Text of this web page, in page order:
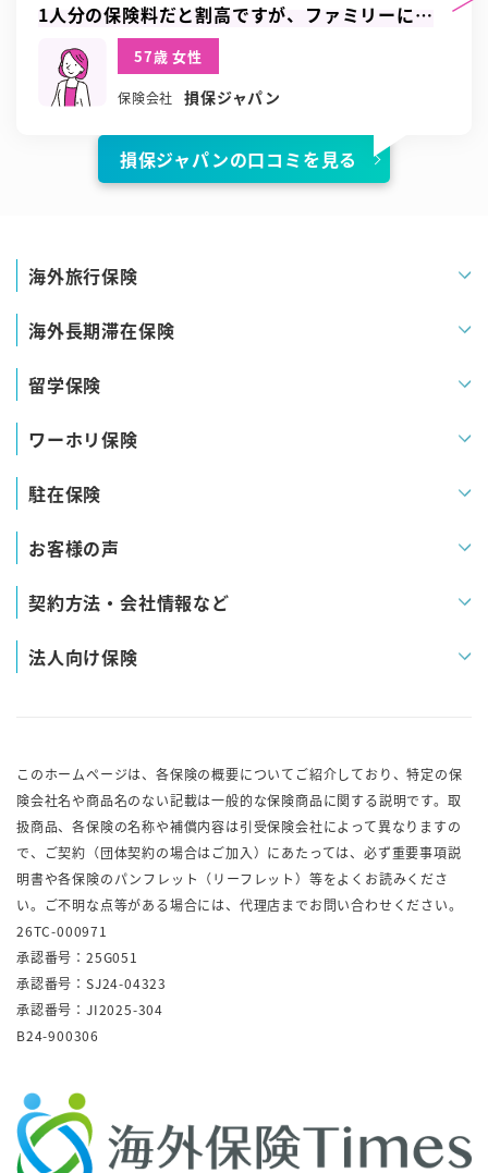
1人分の保険料だと割高ですが、ファミリーにす
るとさらに割引が適用されます
57歳 女性
保険会社 損保ジャパン
損保ジャパンの口コミを見る
海外旅行保険
海外長期滞在保険
留学保険
ワーホリ保険
駐在保険
お客様の声
契約方法・会社情報など
法人向け保険
このホームページは、各保険の概要についてご紹介しており、特定の保
険会社名や商品名のない記載は一般的な保険商品に関する説明です。取
扱商品、各保険の名称や補償内容は引受保険会社によって異なりますの
で、ご契約（団体契約の場合はご加入）にあたっては、必ず重要事項説
明書や各保険のパンフレット（リーフレット）等をよくお読みくださ
い。ご不明な点等がある場合には、代理店までお問い合わせください。
26TC-000971
承認番号：25G051
承認番号：SJ24-04323
承認番号：JI2025-304
B24-900306